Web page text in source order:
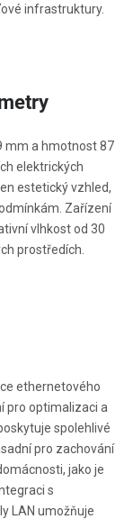
infrastruktury.
mm a hmotnost 87
elektrických
estetický vzhled,
Zařízení
vlhkost od 30
prostředích.
ethernetového
pro optimalizaci a
spolehlivé
pro zachování
jako je
s
LAN umožňuje